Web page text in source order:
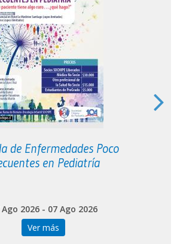
de Enfermedades Poco
en Pediatría
Ago 2026 - 07 Ago 2026
Ver más